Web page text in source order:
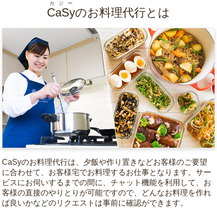
CaSy
カジー
のお料理代行とは
CaSyのお料理代行は、夕飯や作り置きなどお客様のご要望
に合わせて、お客様宅でお料理するお仕事となります。サー
ビスにお伺いするまでの間に、チャット機能を利用して、お
客様の直接のやりとりが可能ですので、どんなお料理を作れ
ば良いかなどのリクエストは事前に確認ができます。